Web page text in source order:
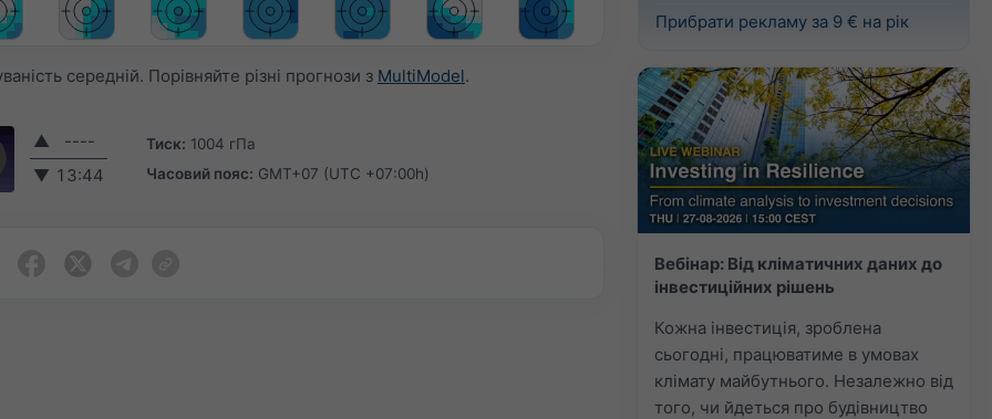
Прибрати рекламу за 9 € на рік
Вебінар: Від кліматичних даних до
інвестиційних рішень
Кожна інвестиція, зроблена
сьогодні, працюватиме в умовах
клімату майбутнього. Незалежно від
того, чи йдеться про будівництво
середній. Порівняйте різні прогнози з MultiModel.
▲
----
▼ 13:44
Тиск: 1004 гПа
Часовий пояс: GMT+07 (UTC +07:00h)